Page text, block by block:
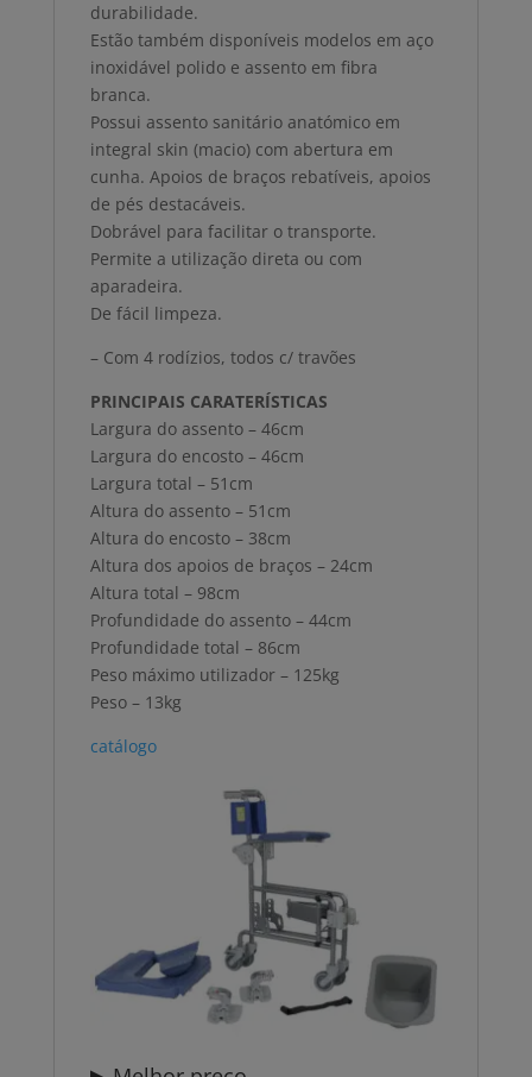
durabilidade.
Estão também disponíveis modelos em aço
inoxidável polido e assento em fibra
branca.
Possui assento sanitário anatómico em
integral skin (macio) com abertura em
cunha. Apoios de braços rebatíveis, apoios
de pés destacáveis.
Dobrável para facilitar o transporte.
Permite a utilização direta ou com
aparadeira.
De fácil limpeza.
– Com 4 rodízios, todos c/ travões
PRINCIPAIS CARATERÍSTICAS
Largura do assento – 46cm
Largura do encosto – 46cm
Largura total – 51cm
Altura do assento – 51cm
Altura do encosto – 38cm
Altura dos apoios de braços – 24cm
Altura total – 98cm
Profundidade do assento – 44cm
Profundidade total – 86cm
Peso máximo utilizador – 125kg
Peso – 13kg
catálogo